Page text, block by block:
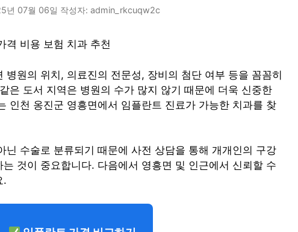
년 07월 06일 작성자: admin_rkcuqw2c
격 비용 보험 치과 추천
병원의 위치, 의료진의 전문성, 장비의 첨단 여부 등을 꼼꼼히
은 도서 지역은 병원의 수가 많지 않기 때문에 더욱 신중한
인천 옹진군 영흥면에서 임플란트 진료가 가능한 치과를 찾
닌 수술로 분류되기 때문에 사전 상담을 통해 개개인의 구강
것이 중요합니다. 다음에서 영흥면 및 인근에서 신뢰할 수
.